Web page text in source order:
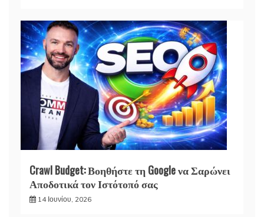
Crawl Budget: Βοηθήστε τη Google να Σαρώνει
Αποδοτικά τον Ιστότοπό σας
14 Ιουνίου, 2026